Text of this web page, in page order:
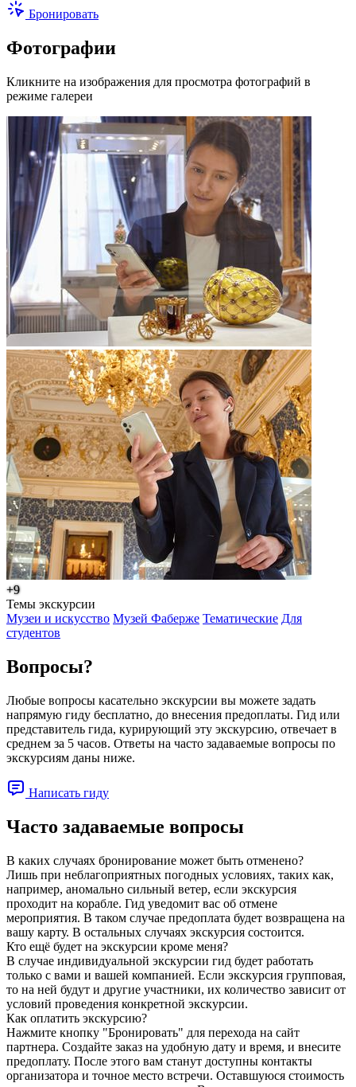
Бронировать
Фотографии
Кликните на изображения для просмотра фотографий в
режиме галереи
+9
Темы экскурсии
Музеи и искусство Музей Фаберже Тематические Для
студентов
Вопросы?
Любые вопросы касательно экскурсии вы можете задать
напрямую гиду бесплатно, до внесения предоплаты. Гид или
представитель гида, курирующий эту экскурсию, отвечает в
среднем за 5 часов. Ответы на часто задаваемые вопросы по
экскурсиям даны ниже.
Написать гиду
Часто задаваемые вопросы
В каких случаях бронирование может быть отменено?
Лишь при неблагоприятных погодных условиях, таких как,
например, аномально сильный ветер, если экскурсия
проходит на корабле. Гид уведомит вас об отмене
мероприятия. В таком случае предоплата будет возвращена на
вашу карту. В остальных случаях экскурсия состоится.
Кто ещё будет на экскурсии кроме меня?
В случае индивидуальной экскурсии гид будет работать
только с вами и вашей компанией. Если экскурсия групповая,
то на ней будут и другие участники, их количество зависит от
условий проведения конкретной экскурсии.
Как оплатить экскурсию?
Нажмите кнопку "Бронировать" для перехода на сайт
партнера. Создайте заказ на удобную дату и время, и внесите
предоплату. После этого вам станут доступны контакты
организатора и точное место встречи. Оставшуюся стоимость